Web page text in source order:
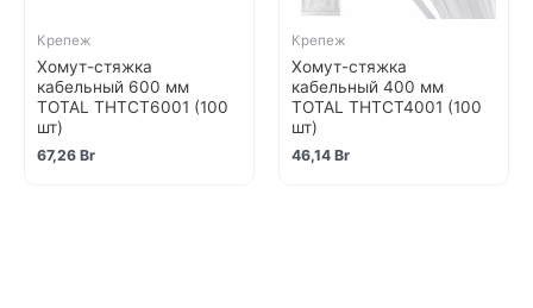
Крепеж
Хомут-стяжка
кабельный 600 мм
TOTAL THTCT6001 (100
шт)
67,26 Br
Крепеж
Хомут-стяжка
кабельный 400 мм
TOTAL THTCT4001 (100
шт)
46,14 Br